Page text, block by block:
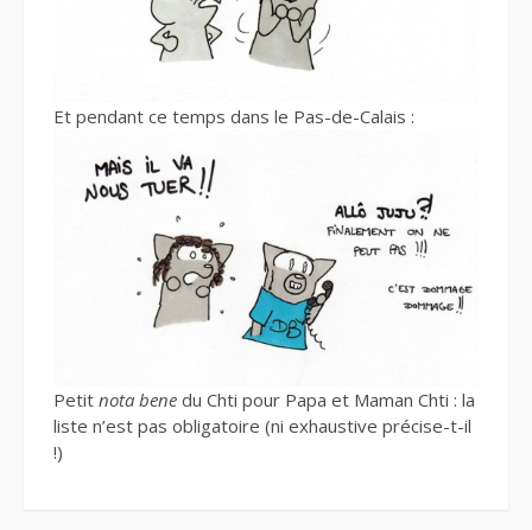
Et pendant ce temps dans le Pas-de-Calais :
Petit nota bene du Chti pour Papa et Maman Chti : la
liste n’est pas obligatoire (ni exhaustive précise-t-il
!)